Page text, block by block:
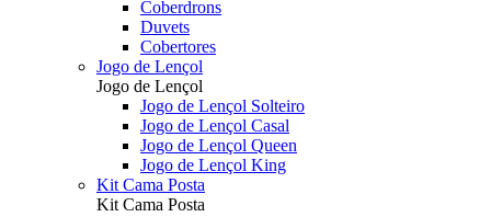
Coberdrons
Duvets
Cobertores
Jogo de Lençol
Jogo de Lençol
Jogo de Lençol Solteiro
Jogo de Lençol Casal
Jogo de Lençol Queen
Jogo de Lençol King
Kit Cama Posta
Kit Cama Posta